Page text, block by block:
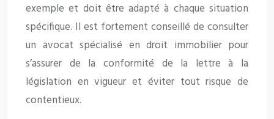
exemple et doit être adapté à chaque situation
spécifique. Il est fortement conseillé de consulter
un avocat spécialisé en droit immobilier pour
s’assurer de la conformité de la lettre à la
législation en vigueur et éviter tout risque de
contentieux.